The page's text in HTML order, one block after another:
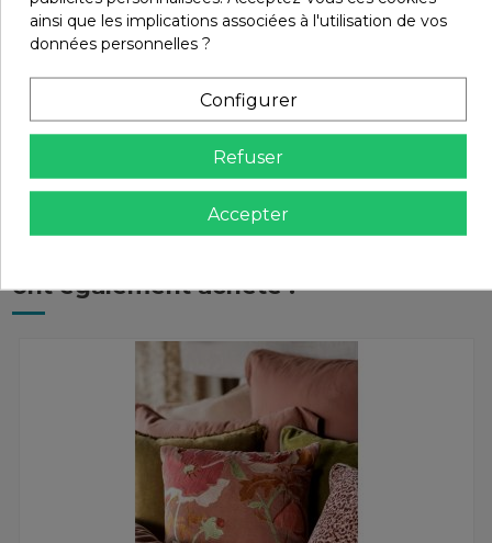
Retours et remboursements
Avis (0)
ont également acheté :
ainsi que les implications associées à l'utilisation de vos
données personnelles ?
Configurer
Refuser
Accepter